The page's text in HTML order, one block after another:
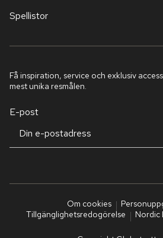
Spellistor
Få inspiration, service och exklusiv
mest unika resmålen.
E-post
Om cookies
Tillgänglighetsredogörelse
Nordic